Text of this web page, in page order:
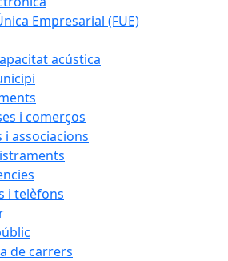
Empresarial (FUE)
acústica
i comerços
i associacions
i telèfons
de carrers